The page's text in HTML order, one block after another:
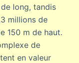
long, tandis
millions de
150 m de haut.
de
en valeur